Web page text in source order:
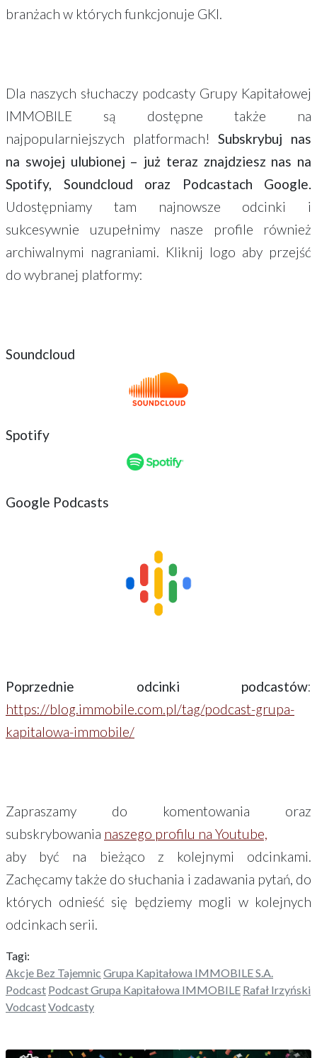
branżach w których funkcjonuje GKI.
Dla naszych słuchaczy podcasty Grupy Kapitałowej
IMMOBILE są dostępne także na
najpopularniejszych platformach!Subskrybuj nas
na swojej ulubionej – już teraz znajdziesz nas na
Spotify, Soundcloud oraz Podcastach Google.
Udostępniamy tam najnowsze odcinki i
sukcesywnie uzupełnimy nasze profile również
archiwalnymi nagraniami. Kliknij logo aby przejść
do wybranej platformy:
Soundcloud
Spotify
Google Podcasts
Poprzednie odcinki podcastów:
https://blog.immobile.com.pl/tag/podcast-grupa-
kapitalowa-immobile/
Zapraszamy do komentowania oraz
subskrybowania naszego profilu na Youtube,
aby być na bieżąco z kolejnymi odcinkami.
Zachęcamy także do słuchania i zadawania pytań, do
których odnieść się będziemy mogli w kolejnych
odcinkach serii.
Tagi:
Akcje Bez Tajemnic Grupa Kapitałowa IMMOBILE S.A.
Podcast Podcast Grupa Kapitałowa IMMOBILE Rafał Irzyński
VodcastVodcasty